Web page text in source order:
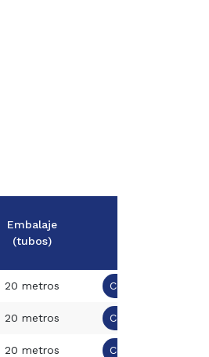
Embalaje
(tubos)
20 metros Cotizar
20 metros Cotizar
20 metros Cotizar